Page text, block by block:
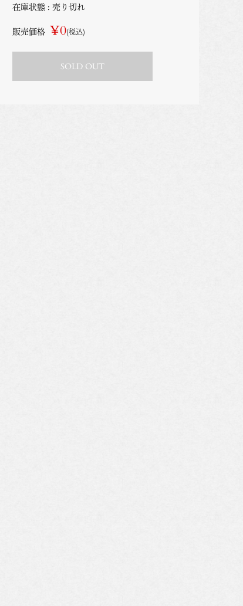
在庫状態 : 売り切れ
販売価格 ¥0(税込)
SOLD OUT